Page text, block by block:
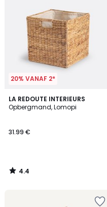
20% VANAF 2*
LA REDOUTE INTERIEURS
Opbergmand, Lomopi
31.99 €
4.4
/ 5
4.4
/